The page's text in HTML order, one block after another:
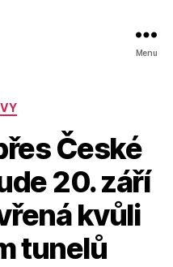
Menu
České
20. září
kvůli
tunelů
A
u
t
o